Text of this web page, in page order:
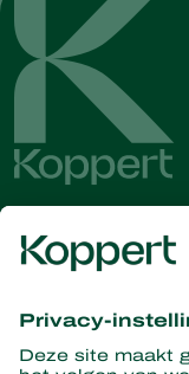
Ontvang
informatie